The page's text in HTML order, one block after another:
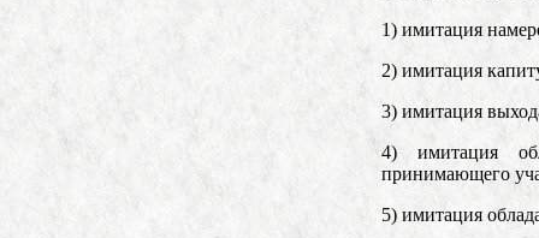
1) имитация
2) имитация
3) имитация
4) имитация
принимающего
5) имитация